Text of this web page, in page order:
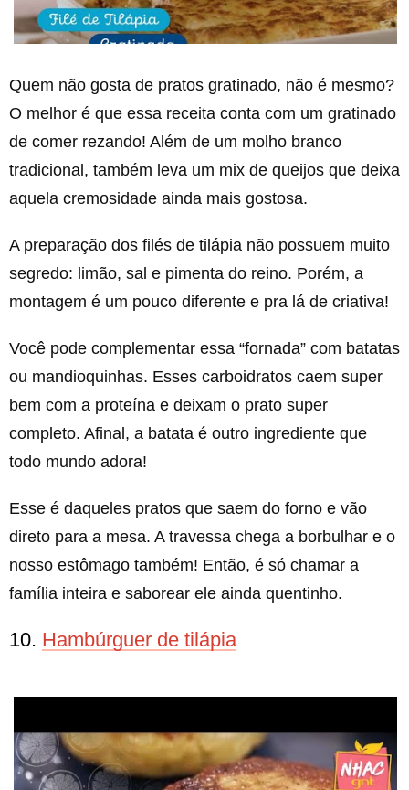
Quem não gosta de pratos gratinado, não é mesmo?
O melhor é que essa receita conta com um gratinado
de comer rezando! Além de um molho branco
tradicional, também leva um mix de queijos que deixa
aquela cremosidade ainda mais gostosa.
A preparação dos filés de tilápia não possuem muito
segredo: limão, sal e pimenta do reino. Porém, a
montagem é um pouco diferente e pra lá de criativa!
Você pode complementar essa “fornada” com batatas
ou mandioquinhas. Esses carboidratos caem super
bem com a proteína e deixam o prato super
completo. Afinal, a batata é outro ingrediente que
todo mundo adora!
Esse é daqueles pratos que saem do forno e vão
direto para a mesa. A travessa chega a borbulhar e o
nosso estômago também! Então, é só chamar a
família inteira e saborear ele ainda quentinho.
10. Hambúrguer de tilápia